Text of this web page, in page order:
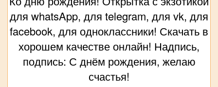
для whatsApp, для telegram, для vk, для
facebook, для одноклассники! Скачать в
хорошем качестве онлайн! Надпись,
подпись: С днём рождения, желаю
счастья!